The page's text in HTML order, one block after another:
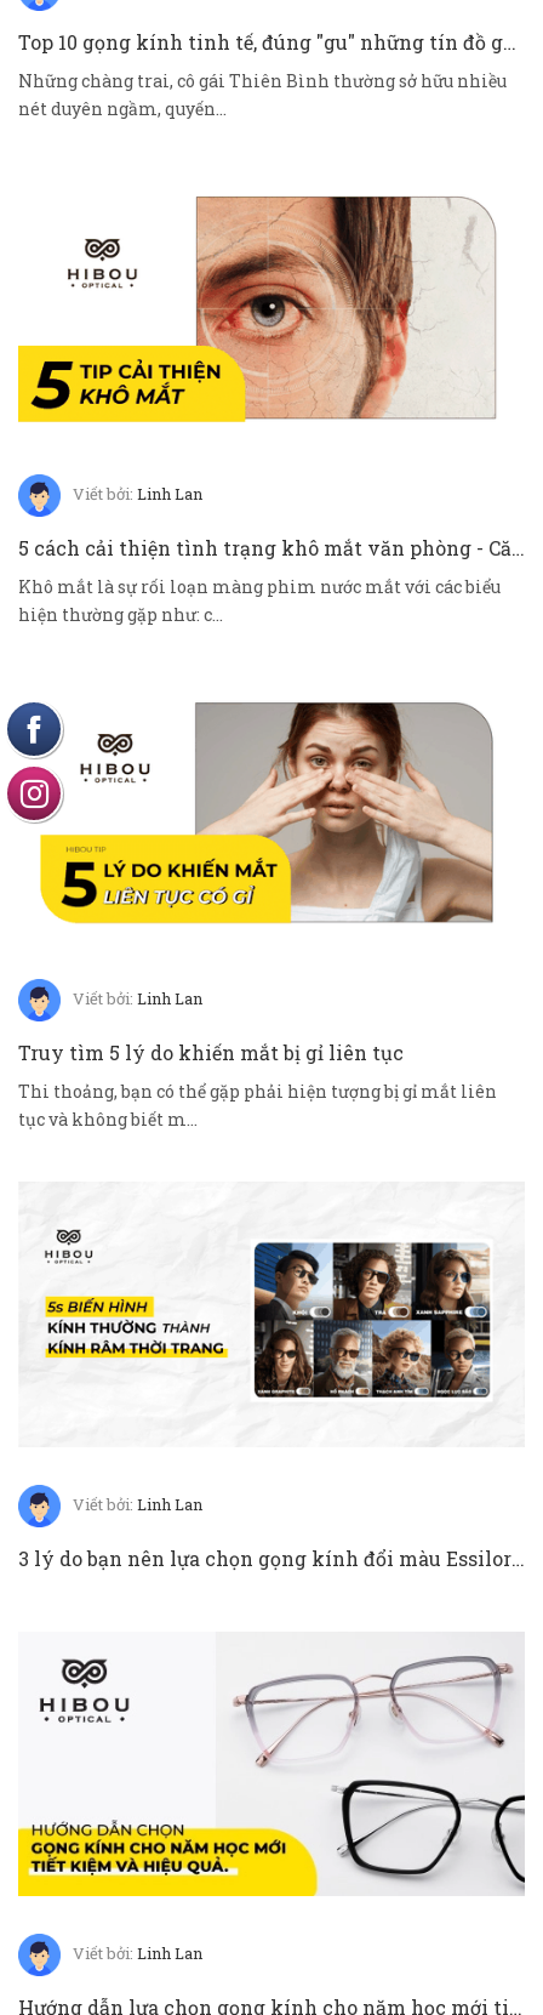
Top 10 gọng kính tinh tế, đúng "gu" những tín đồ gọng kính cung Thiên Bình
Những chàng trai, cô gái Thiên Bình thường sở hữu nhiều
nét duyên ngầm, quyến...
Viết bởi: Linh Lan
5 cách cải thiện tình trạng khô mắt văn phòng - Căn bệnh thời đại 4.0
Khô mắt là sự rối loạn màng phim nước mắt với các biểu
hiện thường gặp như: c...
Viết bởi: Linh Lan
Truy tìm 5 lý do khiến mắt bị gỉ liên tục
Thi thoảng, bạn có thể gặp phải hiện tượng bị gỉ mắt liên
tục và không biết m...
Viết bởi: Linh Lan
3 lý do bạn nên lựa chọn gọng kính đổi màu Essilor Transitons trong mùa hè này
Viết bởi: Linh Lan
Hướng dẫn lựa chọn gọng kính cho năm học mới tiết kiệm, hiệu quả